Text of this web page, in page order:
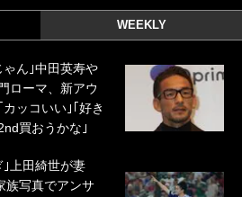
WEEKLY
ゃん｣中田英寿や
ローマ、新アウ
ッコいい｣｢好き
買おうかな｣
｣上田綺世が妻
族写真でアンサ